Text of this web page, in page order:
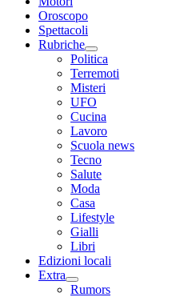
Oroscopo
Spettacoli
Rubriche
Politica
Terremoti
Misteri
UFO
Cucina
Lavoro
Scuola news
Tecno
Salute
Moda
Casa
Lifestyle
Gialli
Libri
Edizioni locali
Extra
Rumors